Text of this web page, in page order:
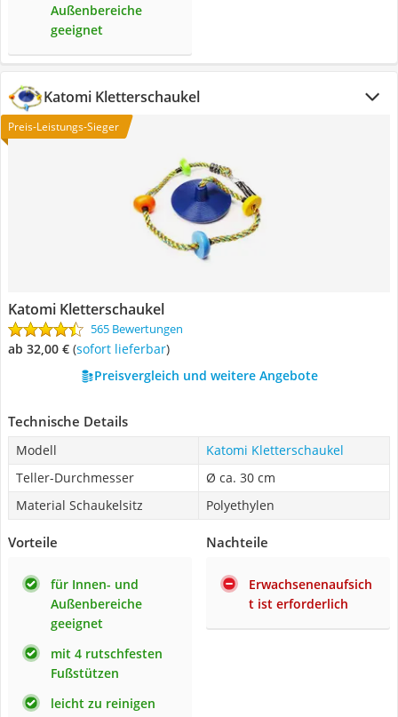
Außenbereiche
geeignet
Katomi Kletterschaukel
Preis-Leistungs-Sieger
Katomi Kletterschaukel
565 Bewertungen
ab 32,00 € ( Sofort lieferbar)
Preisvergleich und weitere Angebote
Technische Details
Modell
Katomi Kletterschaukel
Teller-Durchmesser
Ø ca. 30 cm
Material Schaukelsitz
Polyethylen
Vorteile
für Innen- und
Außenbereiche
geeignet
mit 4 rutschfesten
Fußstützen
leicht zu reinigen
Nachteile
Erwachsenenaufsich
t ist erforderlich